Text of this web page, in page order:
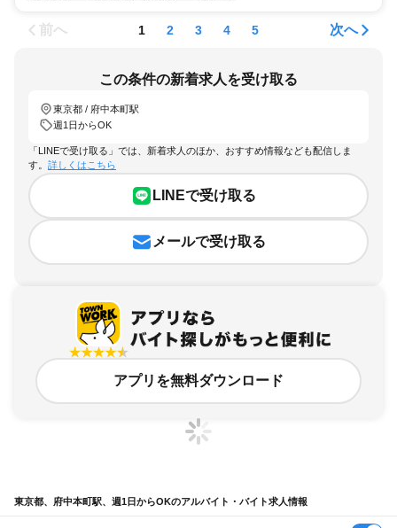
前へ 1 2 3 4 5 次へ
この条件の新着求人を受け取る
東京都 / 府中本町駅
週1日からOK
「LINEで受け取る」では、新着求人のほか、おすすめ情報なども配信しま
す。 詳しくはこちら
LINEで受け取る
メールで受け取る
アプリを無料ダウンロード
東京都、府中本町駅、週1日からOKのアルバイト・バイト求人情報